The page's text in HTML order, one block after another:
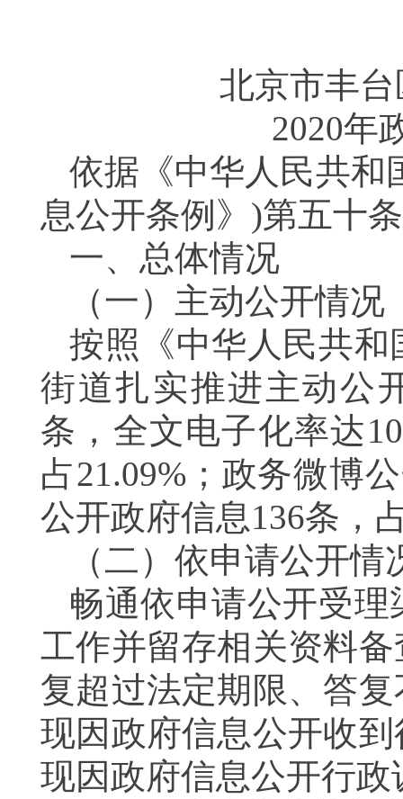
北京市丰
2020年
依据《中华人民共和
息公开条例》 )第五十
一、总体情况
（一）主动公开情况
按照《中华人民共
街道扎实推进主动公
条，全文电子化率达
占21.09%；政务微博
公开政府信息136条，
（二）依申请公开情
畅通依申请公开受
工作并留存相关资料
复超过法定期限、答
现因政府信息公开收
现因政府信息公开行